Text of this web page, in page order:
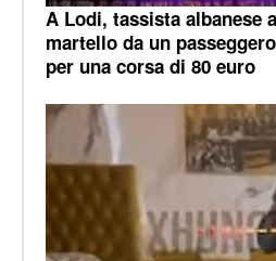
A Lodi, tassista albanese
martello da un
per una corsa di 80 euro